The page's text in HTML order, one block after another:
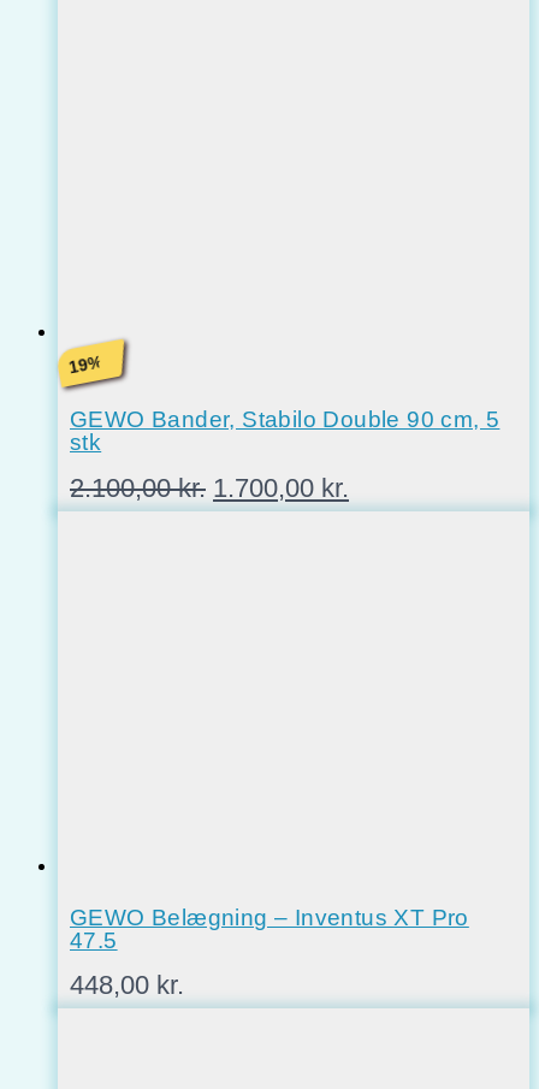
19%
GEWO Bander, Stabilo Double 90 cm, 5
stk
2.100,00kr. Den
oprindelige
1.700,00 kr.
aktuelle
GEWO Belægning – Inventus XT Pro
47.5
448,00 kr.